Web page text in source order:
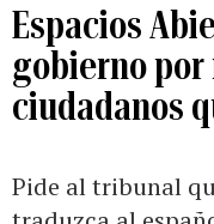
Espacios
gobierno por
ciudadanos
Pide al tribunal